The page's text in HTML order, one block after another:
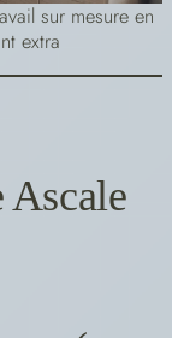
sur mesure en
extra
Ascale